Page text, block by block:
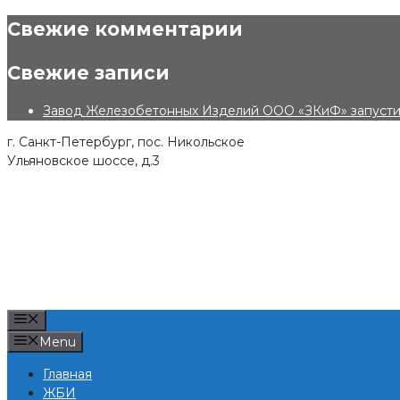
Skip
Свежие комментарии
Свежие записи
Завод Железобетонных Изделий ООО «ЗКиФ»
г. Санкт-Петербург, пос. Никольское
Ульяновское шоссе, д.3
Menu
Главная
ЖБИ